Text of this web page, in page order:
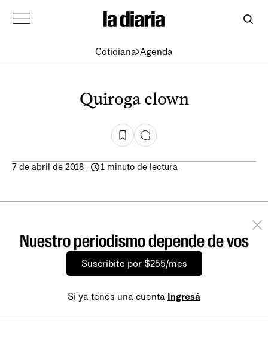
Cotidiana Agenda
Quiroga clown
7 de abril de 2018 - 1 minuto de lectura
Nuestro periodismo depende de vos
Suscribite por $255/mes
Si ya tenés una cuenta Ingresá